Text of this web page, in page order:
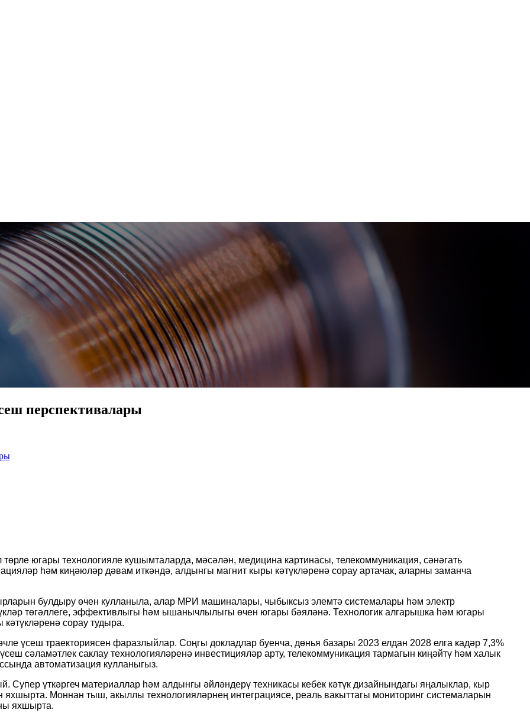
перспективалары
төрле югары технологияле кушымталарда, мәсәлән, медицина картинасы, телекоммуникация, сәнәгать
һәм киңәюләр дәвам иткәндә, алдынгы магнит кыры кәтүкләренә сорау артачак, аларны заманча
булдыру өчен кулланыла, алар МРИ машиналары, чыбыксыз элемтә системалары һәм электр
төгәллеге, эффективлыгы һәм ышанычлылыгы өчен югары бәяләнә. Технологик алгарышка һәм югары
сорау тудыра.
үсеш траекториясен фаразлыйлар. Соңгы докладлар буенча, дөнья базары 2023 елдан 2028 елга кадәр 7,3%
сәламәтлек саклау технологияләренә инвестицияләр арту, телекоммуникация тармагын киңәйтү һәм халык
автоматизация кулланыгыз.
Супер үткәргеч материаллар һәм алдынгы әйләндерү техникасы кебек кәтүк дизайнындагы яңалыклар, кыр
Моннан тыш, акыллы технологияләрнең интеграциясе, реаль вакыттагы мониторинг системаларын
яхшырта.